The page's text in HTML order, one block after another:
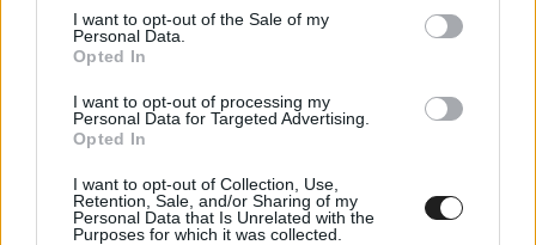
consent section.
I want to opt-out of the Sale of my
Personal Data.
Opted In
I want to opt-out of processing my
Personal Data for Targeted Advertising.
Opted In
I want to opt-out of Collection, Use,
Retention, Sale, and/or Sharing of my
Personal Data that Is Unrelated with the
Purposes for which it was collected.
A Racingline.hu célja, hogy ezt a szemléletet
követve immár egy közös felületen, még
magasabb színvonalon és még szélesebb körben
szolgálja ki a hazai motorsportrajongókat.